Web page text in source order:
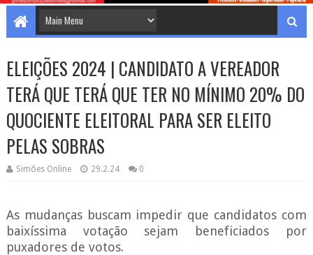
ELEIÇÕES 2024 | CANDIDATO A VEREADOR
TERÁ QUE TERÁ QUE TER NO MÍNIMO 20% DO
QUOCIENTE ELEITORAL PARA SER ELEITO
PELAS SOBRAS
Simões Online 29.2.24 0
As mudanças buscam impedir que candidatos com
baixíssima votação sejam beneficiados por
puxadores de votos.